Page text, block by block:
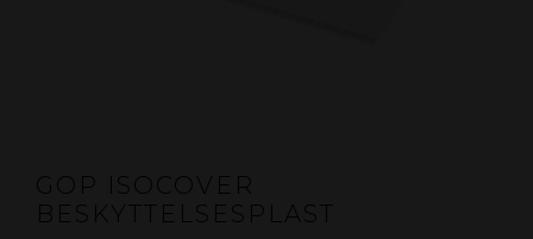
GOP ISOCOVER
BESKYTTELSESPLAST